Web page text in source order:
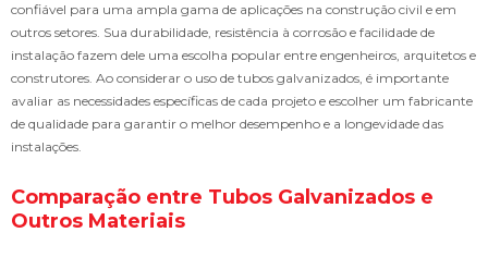
confiável para uma ampla gama de aplicações na construção civil e em
outros setores. Sua durabilidade, resistência à corrosão e facilidade de
instalação fazem dele uma escolha popular entre engenheiros, arquitetos e
construtores. Ao considerar o uso de tubos galvanizados, é importante
avaliar as necessidades específicas de cada projeto e escolher um fabricante
de qualidade para garantir o melhor desempenho e a longevidade das
instalações.
Comparação entre Tubos Galvanizados e
Outros Materiais